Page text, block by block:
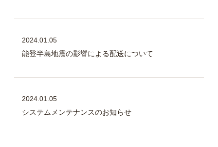
2024.01.05
能登半島地震の影響による配送について
2024.01.05
システムメンテナンスのお知らせ